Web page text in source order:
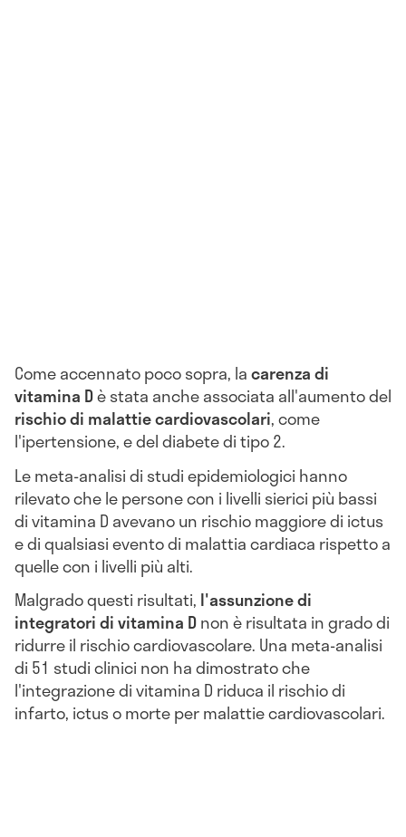
Come accennato poco sopra, lacarenza di
vitamina Dè stata anche associata all'aumento del
rischio di malattie cardiovascolari, come
l'ipertensione, e del diabete di tipo 2.
Le meta-analisi di studi epidemiologici hanno
rilevato che le persone con i livelli sierici più bassi
di vitamina D avevano un rischio maggiore di ictus
e di qualsiasi evento di malattia cardiaca rispetto a
quelle con i livelli più alti.
Malgrado questi risultati, l'assunzione di
integratori di vitamina Dnon è risultata in grado di
ridurre il rischio cardiovascolare. Una meta-analisi
di 51 studi clinici non ha dimostrato che
l'integrazione di vitamina D riduca il rischio di
infarto, ictus o morte per malattie cardiovascolari.